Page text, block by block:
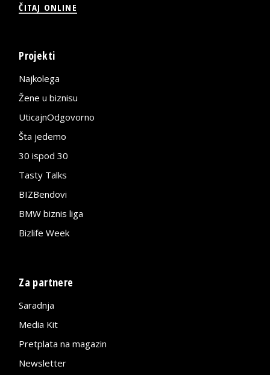
ČITAJ ONLINE
Projekti
Najkolega
Žene u biznisu
UticajnOdgovorno
Šta jedemo
30 ispod 30
Tasty Talks
BIZBendovi
BMW biznis liga
Bizlife Week
Za partnere
Saradnja
Media Kit
Pretplata na magazin
Newsletter